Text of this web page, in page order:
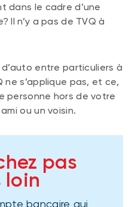
dans le cadre d’une
Il n’y a pas de TVQ à
entre particuliers à
ne s’applique pas, et ce,
personne hors de votre
ou un voisin.
pas
loin
bancaire qui